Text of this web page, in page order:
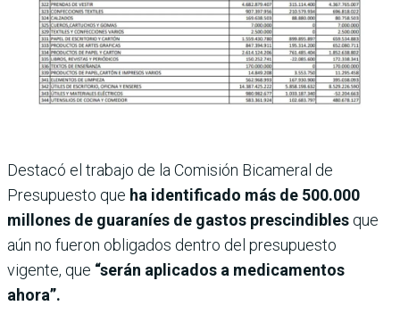
Destacó el trabajo de la Comisión Bicameral de
Presupuesto que ha identificado más de 500.000
millones de guaraníes de gastos prescindibles que
aún no fueron obligados dentro del presupuesto
vigente, que “serán aplicados a medicamentos
ahora”.